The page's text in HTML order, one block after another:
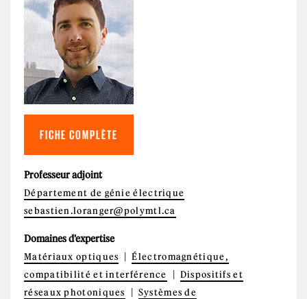
FICHE COMPLÈTE
Professeur adjoint
Département de génie électrique
sebastien.loranger@polymtl.ca
Domaines d'expertise
Matériaux optiques
Électromagnétique,
compatibilité et interférence
Dispositifs et
réseaux photoniques
Systèmes de